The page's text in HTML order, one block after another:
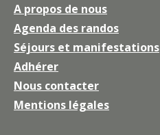
Facebook
s'ouvre
dans
une
nouvelle
fenêtre
A propos de nous
Agenda des randos
Séjours et manifestations
Adhérer
Nous contacter
Mentions légales